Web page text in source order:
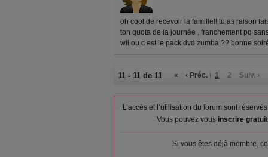
oh cool de recevoir la famille!! tu as raison
ton quota de la journée , franchement pq
wii ou c est le pack dvd zumba ?? bonne
11 - 11 de 11 « ‹ Préc. 1 2 Suiv. ›
L’accès et l’utilisation du forum sont
Vous pouvez vous inscrire
Si vous êtes déjà membre,